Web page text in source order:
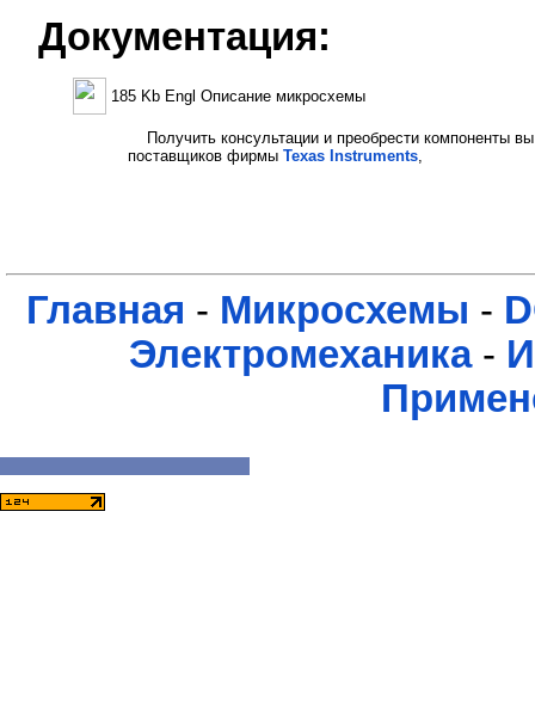
Документация:
185 Kb Engl Описание микросхемы
Получить консультации и преобрести компоненты
поставщиков фирмы Texas Instruments,
Главная - Микросхемы -
Электромеханика-